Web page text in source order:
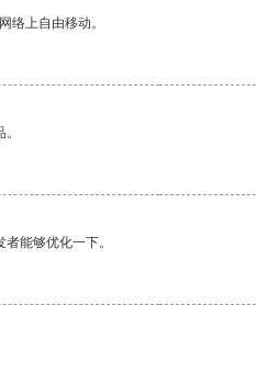
络上自由移动。
能够优化一下。